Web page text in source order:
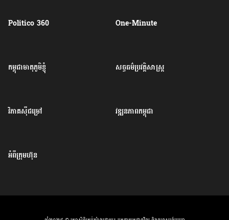
Politico 360 One-Minute
កម្ពុជាមាតុភូមិខ្ញុំ សច្ចធម៌ប្រវត្តិសាស្ត្រ
វិភាគសុីជម្រៅ វឌ្ឍនភាពកម្ពុជា
អំពីក្រុមហ៊ុន